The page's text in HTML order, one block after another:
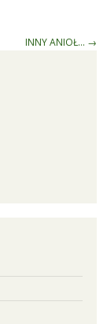
INNY ANIOŁ… →